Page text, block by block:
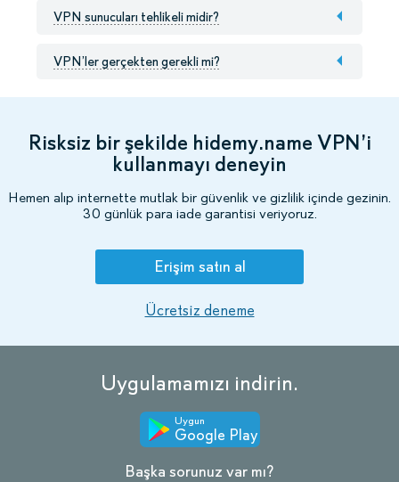
VPN sunucuları tehlikeli midir?
VPN’ler gerçekten gerekli mi?
Risksiz bir şekilde hidemy.name VPN’i
kullanmayı deneyin
Hemen alıp internette mutlak bir güvenlik ve gizlilik içinde gezinin.
30 günlük para iade garantisi veriyoruz.
Erişim satın al
Ücretsiz deneme
Uygulamamızı indirin.
Uygun
Google Play
Başka sorunuz var mı?